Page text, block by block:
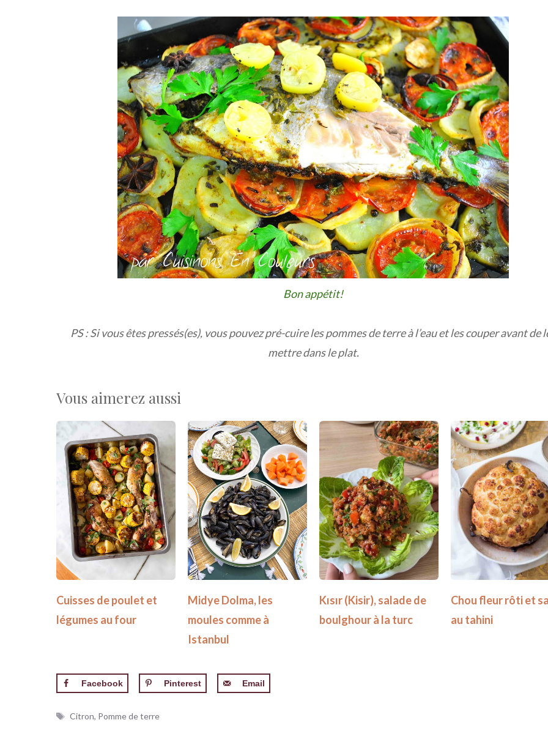
Bon appétit!
PS : Si vous êtes pressés(es), vous pouvez pré-cuire les pommes de terre à l’eau et les couper avant de
mettre dans le plat.
Vous aimerez aussi
Cuisses de poulet et
légumes au four
Midye Dolma, les
moules comme à
Istanbul
Kısır (Kisir), salade de
boulghour à la turc
Chou fleur rôti et
au tahini
Facebook Pinterest Email
Étiquettes
Citron, Pomme de terre